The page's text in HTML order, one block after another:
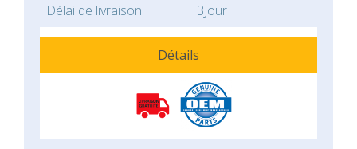
Délai de livraison:
3Jour
Détails